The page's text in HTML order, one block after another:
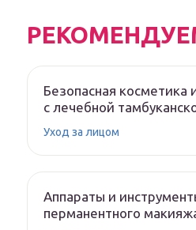
Безопасная косметика
с лечебной
Уход за лицом
Аппараты и
перманентного